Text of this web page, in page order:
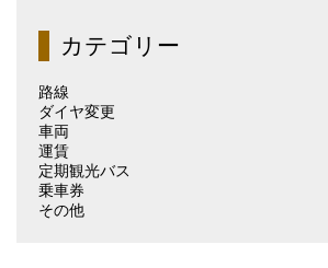
（月
別）カテゴリー
路線
ダイヤ変更
車両
運賃
定期観光バス
乗車券
その他